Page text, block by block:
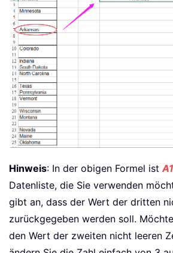
Hinweis: In der obigen Formel ist
Datenliste, die Sie verwenden
gibt an, dass der Wert der dritten
zurückgegeben werden soll.
den Wert der zweiten nicht leeren